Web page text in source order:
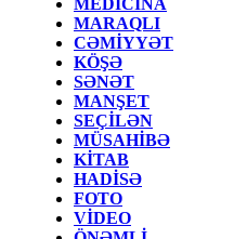
MEDİCİNA
MARAQLI
CƏMİYYƏT
KÖŞƏ
SƏNƏT
MANŞET
SEÇİLƏN
MÜSAHİBƏ
KİTAB
HADİSƏ
FOTO
VİDEO